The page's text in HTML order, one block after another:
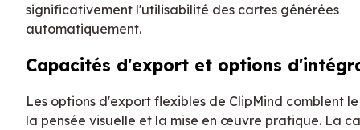
significativement l'utilisabilité des cartes générées
automatiquement.
Capacités d'export et options
Les options d'export flexibles de ClipMind comblent
la pensée visuelle et la mise en œuvre pratique. La